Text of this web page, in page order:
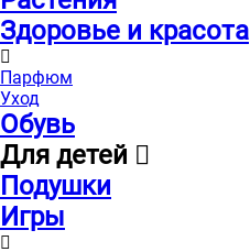
Здоровье и красота
Парфюм
Уход
Обувь
Для детей
Подушки
Игры